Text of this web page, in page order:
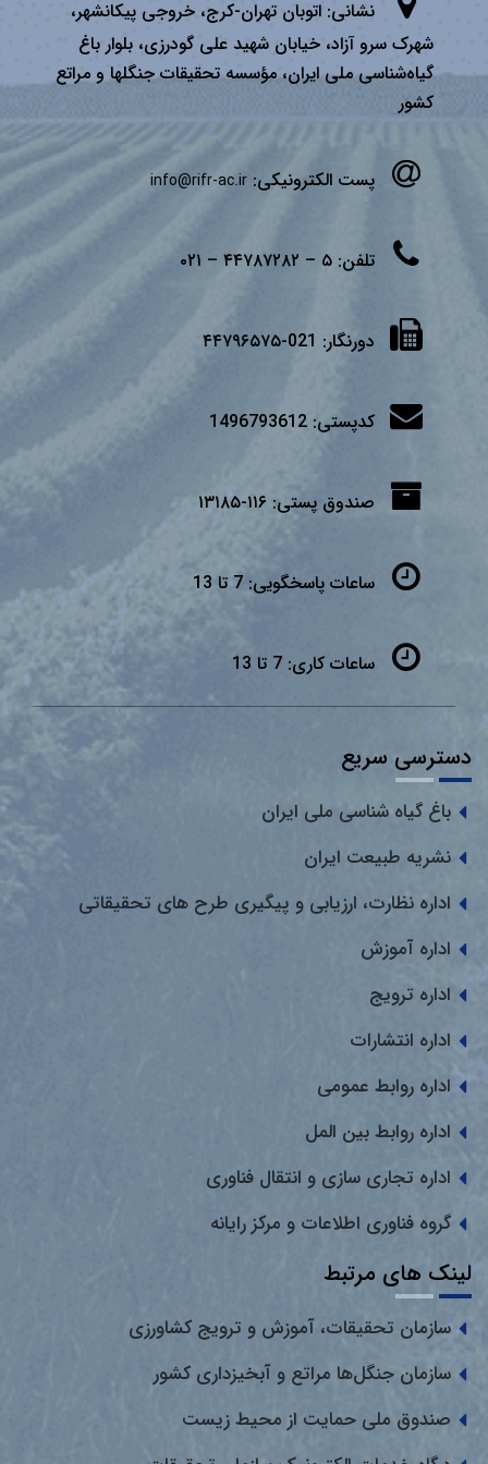
نشانی: اتوبان تهران­-كرج، خروجی پیكانشهر،
شهرک سرو آزاد، خیابان شهید علی گودرزی، بلوار باغ
گیاه‌شناسی ملی ایران، مؤسسه تحقیقات جنگلها و مراتع
كشور
پست الکترونیکی: info@rifr-ac.ir
تلفن: ۵ – ۴۴۷۸۷۲۸۲ – ۰۲۱
دورنگار: 021-۴۴۷۹۶۵۷۵
کدپستی: 1496793612
صندوق پستی: ۱۱۶-۱۳۱۸۵
ساعات پاسخگویی: 7 تا 13
ساعات کاری: 7 تا 13
دسترسی سریع
باغ گیاه شناسی ملی ایران
نشریه طبیعت ایران
اداره نظارت، ارزیابی و پیگیری طرح های تحقیقاتی
اداره آموزش
اداره ترویج
اداره انتشارات
اداره روابط عمومی
اداره روابط بین المل
اداره تجاری سازی و انتقال فناوری
گروه فناوری اطلاعات و مرکز رایانه
لینک های مرتبط
سازمان تحقیقات، آموزش و ترویج کشاورزی
سازمان جنگل‌ها مراتع و آبخیزداری کشور
صندوق ملی حمایت از محیط زیست